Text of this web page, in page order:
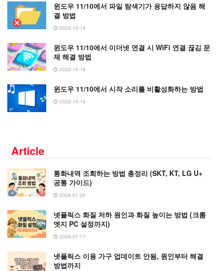
윈도우 11/10에서 파일 탐색기가 응답하지 않음 해
결 방법
2022-10-14
윈도우 11/10에서 이더넷 연결 시 WiFi 연결 끊김 문
제 해결 방법
2022-10-14
윈도우 11/10에서 시작 소리를 비활성화하는 방법
2022-10-14
Article
통화내역 조회하는 방법 총정리 (SKT, KT, LG U+
공통 가이드)
2026-07-20
넷플릭스 화질 저하 원인과 화질 높이는 방법 (크롬
엣지 PC 설정까지)
2026-07-17
넷플릭스 이용 가구 업데이트 안됨, 원인부터 해결
방법까지